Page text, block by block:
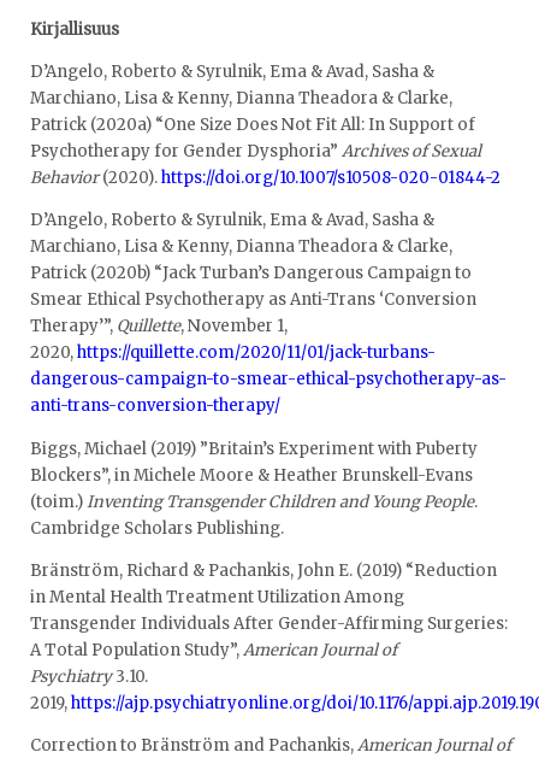
Kirjallisuus
D’Angelo, Roberto & Syrulnik, Ema & Avad, Sasha &
Marchiano, Lisa & Kenny, Dianna Theadora & Clarke,
Patrick (2020a) “One Size Does Not Fit All: In Support of
Psychotherapy for Gender Dysphoria” Archives of Sexual
Behavior(2020).https://doi.org/10.1007/s10508-020-01844-2
D’Angelo, Roberto & Syrulnik, Ema & Avad, Sasha &
Marchiano, Lisa & Kenny, Dianna Theadora & Clarke,
Patrick (2020b) “Jack Turban’s Dangerous Campaign to
Smear Ethical Psychotherapy as Anti-Trans ‘Conversion
Therapy’”, Quillette, November 1,
2020,https://quillette.com/2020/11/01/jack-turbans-
dangerous-campaign-to-smear-ethical-psychotherapy-as-
anti-trans-conversion-therapy/
Biggs, Michael (2019) ”Britain’s Experiment with Puberty
Blockers”, in Michele Moore & Heather Brunskell-Evans
(toim.)Inventing Transgender Children and Young People.
Cambridge Scholars Publishing.
Bränström, Richard & Pachankis, John E. (2019) “Reduction
in Mental Health Treatment Utilization Among
Transgender Individuals After Gender-Affirming Surgeries:
A Total Population Study”,American Journal of
Psychiatry3.10.
2019,https://ajp.psychiatryonline.org/doi/10.1176/
Correction to Bränström and Pachankis,American Journal of